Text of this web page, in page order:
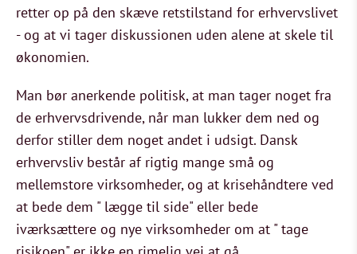
retter op på den skæve retstilstand for erhvervslivet
- og at vi tager diskussionen uden alene at skele til
økonomien.
Man bør anerkende politisk, at man tager noget fra
de erhvervsdrivende, når man lukker dem ned og
derfor stiller dem noget andet i udsigt. Dansk
erhvervsliv består af rigtig mange små og
mellemstore virksomheder, og at krisehåndtere ved
at bede dem " lægge til side" eller bede
iværksættere og nye virksomheder om at " tage